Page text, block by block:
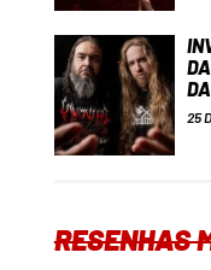
25
RESENHAS